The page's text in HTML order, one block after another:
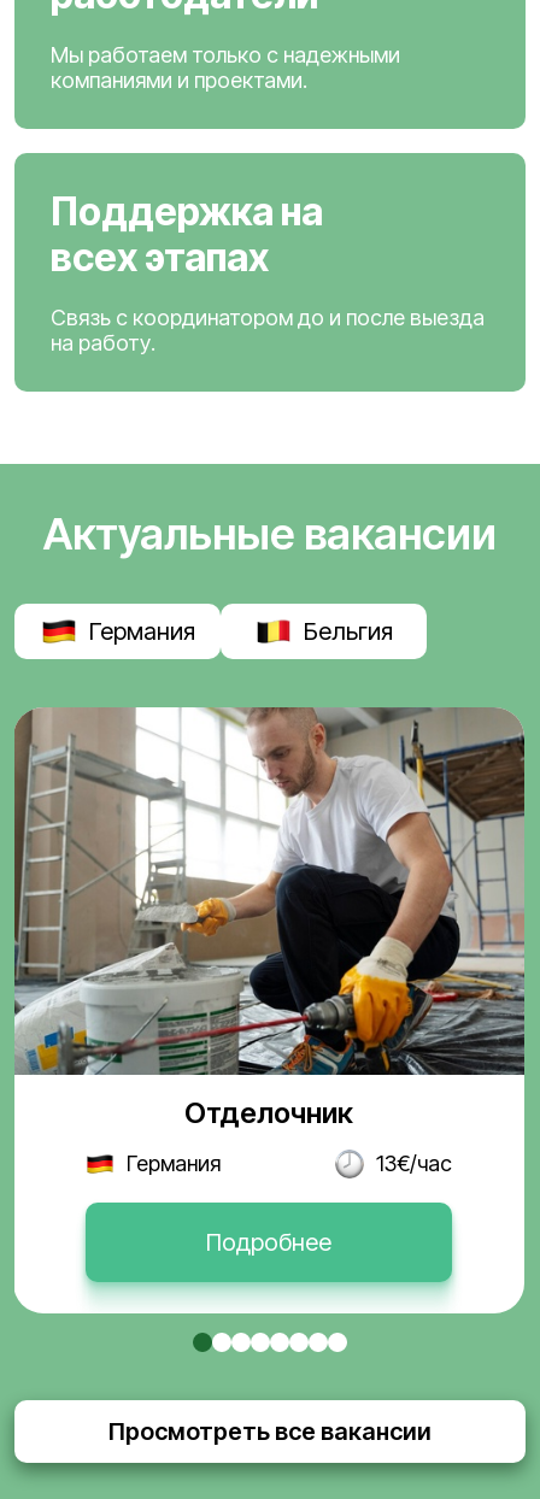
Мы работаем только с надежными
компаниями и проектами.
Поддержка на
всех этапах
Связь с координатором до и после выезда
на работу.
Актуальные вакансии
Германия Бельгия
Отделочник
Германия 13€/час
Подробнее
Просмотреть все вакансии